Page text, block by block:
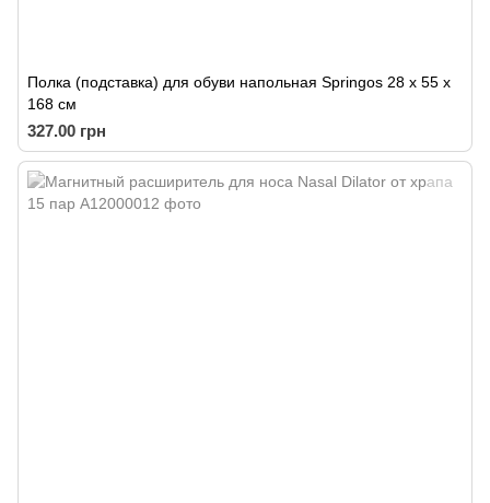
Полка (подставка) для обуви напольная Springos 28 x 55 x
168 см
327.00 грн